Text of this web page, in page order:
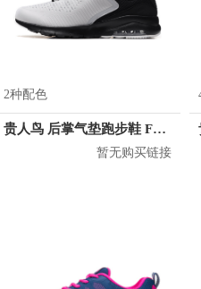
2种配色
贵人鸟 后掌气垫跑步鞋 F83815
暂无购买链接